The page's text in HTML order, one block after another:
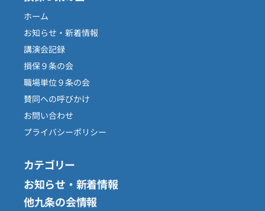
ホーム
お知らせ・新着情報
講演会記録
損保９条の会
職場単位９条の会
賛同への呼びかけ
お問い合わせ
プライバシーポリシー
カテゴリー
お知らせ・新着情報
他九条の会情報